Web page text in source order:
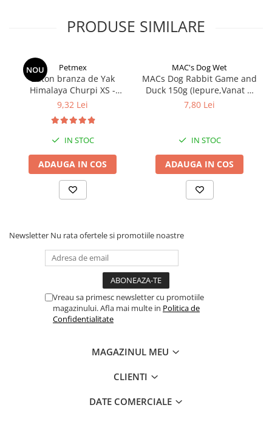
PRODUSE SIMILARE
NOU Petmex
Baton branza de Yak
Himalaya Churpi XS -
recompensa caini
9,32 Lei
IN STOC
ADAUGA IN COS
MAC's Dog Wet
MACs Dog Rabbit Game and
Duck 150g (Iepure,Vanat si
Rata)
7,80 Lei
IN STOC
ADAUGA IN COS
Newsletter Nu rata ofertele si promotiile noastre
Vreau sa primesc newsletter cu promotiile
magazinului. Afla mai multe in Politica de
Confidentialitate
MAGAZINUL MEU
CLIENTI
DATE COMERCIALE